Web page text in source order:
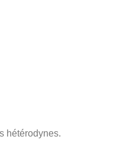
hétérodynes.